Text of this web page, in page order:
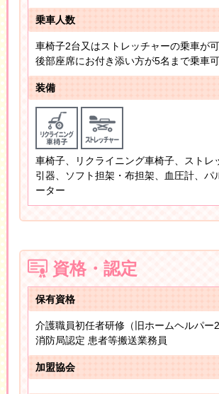
乗車人数
車椅子2台又はストレッチャーの乗車が可
後部座席にお付き添い方が5名まで乗車可
装備
車椅子、リクライニング車椅子、ストレ
引器、ソフト担架・布担架、血圧計、パ
ーター
資格・認定
保有資格
介護職員初任者研修（旧ホームヘルパー
消防局認定 患者等搬送業務員
加盟協会